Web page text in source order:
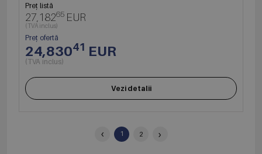
Preț listă
27,18265 EUR
(TVA inclus)
Preț ofertă
24,83041 EUR
(TVA inclus)
Vezi detalii
‹ 1 2 ›